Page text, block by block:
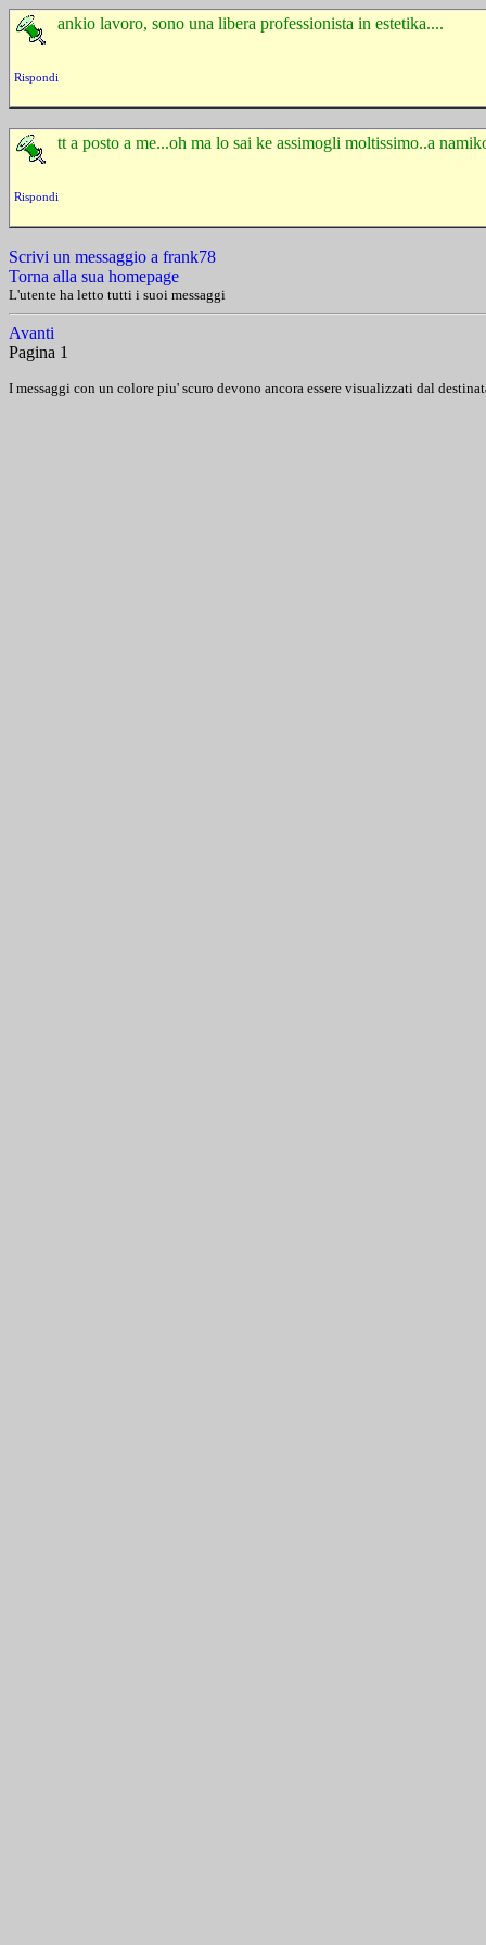
ankio lavoro, sono una libera professionista in estetika....
Rispondi
tt a posto a me...oh ma lo sai ke assimogli moltissimo..a
Rispondi
Scrivi un messaggio a frank78
Torna alla sua homepage
L'utente ha letto tutti i suoi messaggi
Avanti
Pagina 1
I messaggi con un colore piu' scuro devono ancora essere visualizzati dal